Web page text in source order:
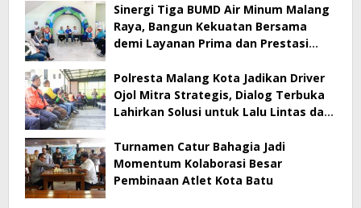
Sinergi Tiga BUMD Air Minum Malang
Raya, Bangun Kekuatan Bersama
demi Layanan Prima dan Prestasi
Polresta Malang Kota Jadikan Driver
Ojol Mitra Strategis, Dialog Terbuka
Lahirkan Solusi untuk Lalu Lintas dan
Turnamen Catur Bahagia Jadi
Momentum Kolaborasi Besar
Pembinaan Atlet Kota Batu